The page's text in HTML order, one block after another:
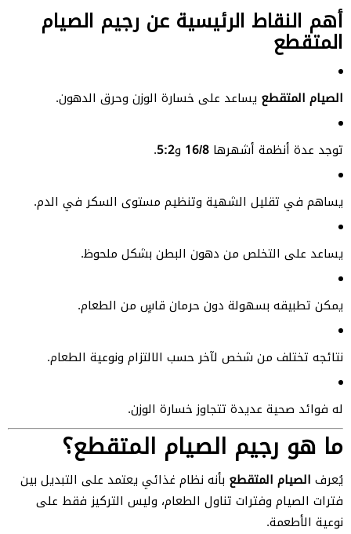
أهم النقاط الرئيسية عن رجيم الصيام
المتقطع
الصيام المتقطع يساعد على خسارة الوزن وحرق الدهون.
توجد عدة أنظمة أشهرها 16/8 و5:2
.
يساهم في تقليل الشهية وتنظيم مستوى السكر في الدم.
يساعد على التخلص من دهون البطن بشكل ملحوظ.
يمكن تطبيقه بسهولة دون حرمان قاسٍ من الطعام.
نتائجه تختلف من شخص لآخر حسب الالتزام ونوعية الطعام.
له فوائد صحية عديدة تتجاوز خسارة الوزن.
ما هو رجيم الصيام المتقطع؟
يُعرف الصيام المتقطع بأنه نظام غذائي يعتمد على التبديل بين
فترات الصيام وفترات تناول الطعام، وليس التركيز فقط على
نوعية الأطعمة.